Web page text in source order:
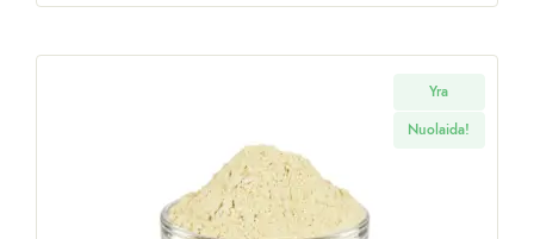
Yra
Nuolaida!